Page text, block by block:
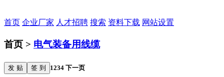
首页 企业厂家 人才招聘 搜索 资料下载 网站设置
首页 > 电气装备用线缆
发 贴 签 到 1234 下一页